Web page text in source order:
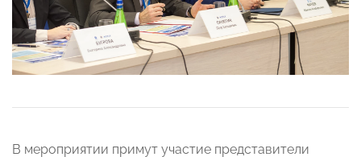
В мероприятии примут участие представители